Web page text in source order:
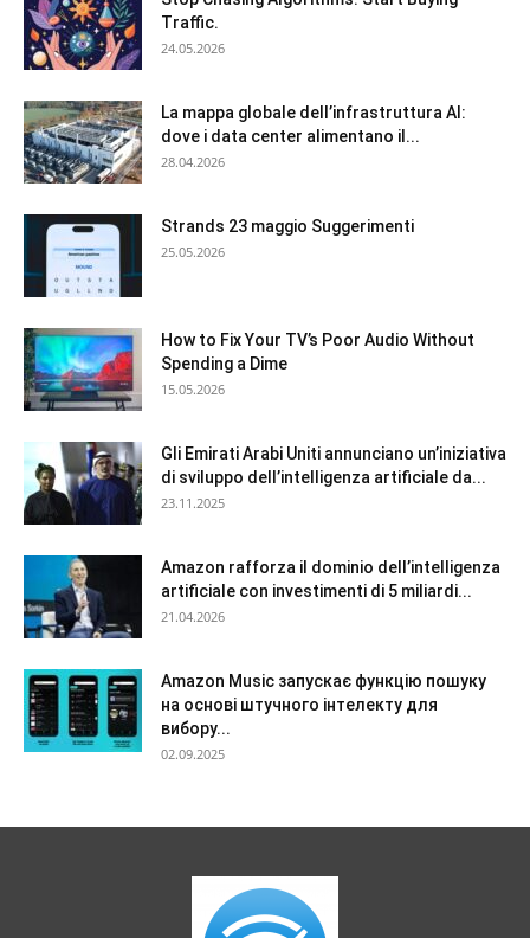
Traffic.
24.05.2026
La mappa globale dell’infrastruttura AI:
dove i data center alimentano il...
28.04.2026
Strands 23 maggio Suggerimenti
25.05.2026
How to Fix Your TV’s Poor Audio Without
Spending a Dime
15.05.2026
Gli Emirati Arabi Uniti annunciano un’iniziativa
di sviluppo dell’intelligenza artificiale da...
23.11.2025
Amazon rafforza il dominio dell’intelligenza
artificiale con investimenti di 5 miliardi...
21.04.2026
Amazon Music запускає функцію пошуку
на основі штучного інтелекту для
вибору...
02.09.2025